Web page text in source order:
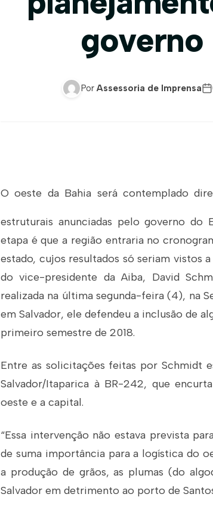
Por Assessoria de Imprensa
O oeste da Bahia será contemplado
estruturais anunciadas pelo governo do
etapa é que a região entraria no
estado, cujos resultados só seriam vistos
do vice-presidente da Aiba, David
realizada na última segunda-feira (4), na
em Salvador, ele defendeu a inclusão de
primeiro semestre de 2018.
Entre as solicitações feitas por Schmidt
Salvador/Itaparica à BR-242, que
oeste e a capital.
“Essa intervenção não estava prevista
de suma importância para a logística do
a produção de grãos, as plumas (do
Salvador em detrimento ao porto de